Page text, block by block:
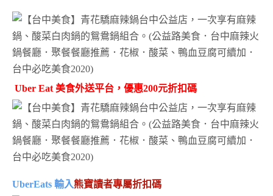
Uber Eat 美食外送平台，優惠200元折扣碼
UberEats 輸入熊寶讀者專屬折扣碼